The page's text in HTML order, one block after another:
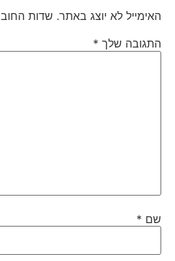
האימייל לא יוצג באתר. שדות החובה
התגובה שלך*
שם*